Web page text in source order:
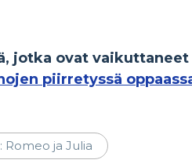
jotka ovat vaikuttaneet
piirretyssä